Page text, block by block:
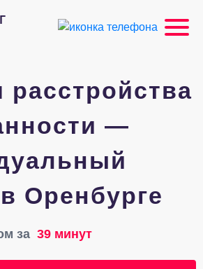
расстройства
—
Оренбурге
за 39 минут